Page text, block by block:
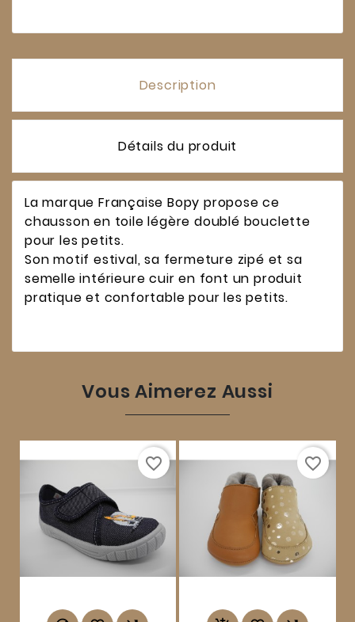
Description
Détails du produit
La marque Française Bopy propose ce
chausson en toile légère doublé bouclette
pour les petits.
Son motif estival, sa fermeture zipé et sa
semelle intérieure cuir en font un produit
pratique et confortable pour les petits.
Vous Aimerez Aussi
favorite_border favorite_border